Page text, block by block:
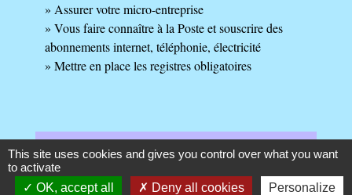
Assurer votre micro-entreprise
Vous faire connaître à la Poste et souscrire des
abonnements internet, téléphonie, électricité
Mettre en place les registres obligatoires
Services en ligne et formulaires
This site uses cookies and gives you control over what you want
to activate
OK, accept all
Deny all cookies Personalize